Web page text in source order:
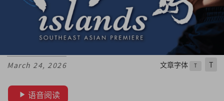
March 24, 2026 文章字体 T T
语音阅读